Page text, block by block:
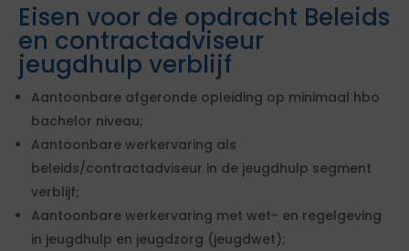
Eisen voor de opdracht Beleids
en contractadviseur
jeugdhulp verblijf
Aantoonbare afgeronde opleiding op minimaal hbo
bachelor niveau;
Aantoonbare werkervaring als
beleids/contractadviseur in de jeugdhulp segment
verblijf;
Aantoonbare werkervaring met wet- en regelgeving
in jeugdhulp en jeugdzorg (jeugdwet);